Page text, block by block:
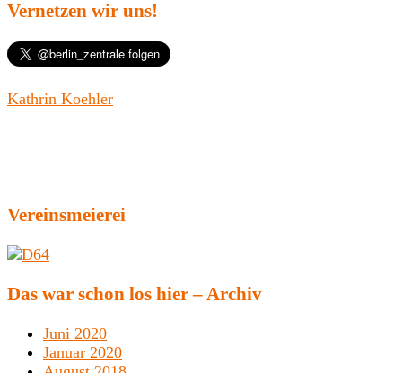
Vernetzen wir uns!
Kathrin Koehler
Vereinsmeierei
Das war schon los hier – Archiv
Juni 2020
Januar 2020